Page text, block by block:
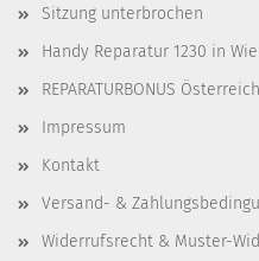
Sitzung unterbrochen
Handy Reparatur 1230 in
REPARATURBONUS Österreich
Impressum
Kontakt
Versand- &
Widerrufsrecht & Muster-